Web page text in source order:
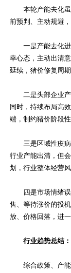
本轮产能去化虽
前预判、主动规避
一是产能去化进
幸心态，主动出清
延续，猪价修复周期
二是头部企业产
同时，持续布局高
端，制约猪价阶段性
三是区域性疫病
行业产能出清，但
划，行业整体经营风
四是市场情绪误
售、等待涨价的投
放、价格回落，进
行业趋势总结：
综合政策、产能